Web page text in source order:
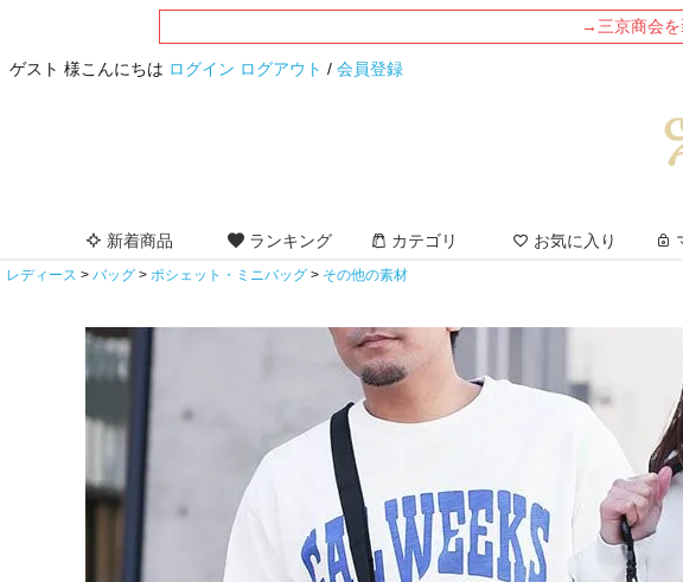
→三京商会を
ゲスト 様こんにちは ログイン ログアウト / 会員登録
新着商品 ランキング カテゴリ お気に入り
レディース バッグ ポシェット・ミニバッグ その他の素材